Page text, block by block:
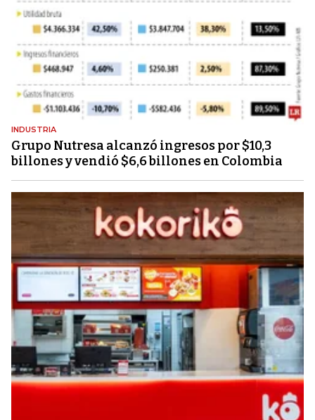
INDUSTRIA
Grupo Nutresa alcanzó ingresos por $10,3
billones y vendió $6,6 billones en Colombia